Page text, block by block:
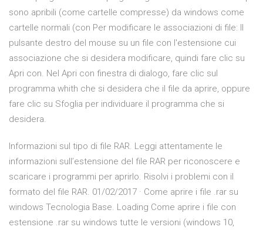
sono apribili (come cartelle compresse) da windows come
cartelle normali (con Per modificare le associazioni di file: Il
pulsante destro del mouse su un file con l'estensione cui
associazione che si desidera modificare, quindi fare clic su
Apri con. Nel Apri con finestra di dialogo, fare clic sul
programma whith che si desidera che il file da aprire, oppure
fare clic su Sfoglia per individuare il programma che si
desidera.
Informazioni sul tipo di file RAR. Leggi attentamente le
informazioni sull’estensione del file RAR per riconoscere e
scaricare i programmi per aprirlo. Risolvi i problemi con il
formato del file RAR. 01/02/2017 · Come aprire i file .rar su
windows Tecnologia Base. Loading Come aprire i file con
estensione .rar su windows tutte le versioni (windows 10,